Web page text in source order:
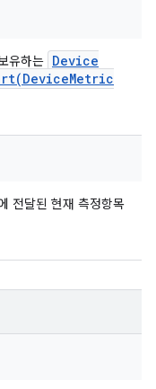
유하는 Device
DeviceMetric
전달된 현재 측정항목